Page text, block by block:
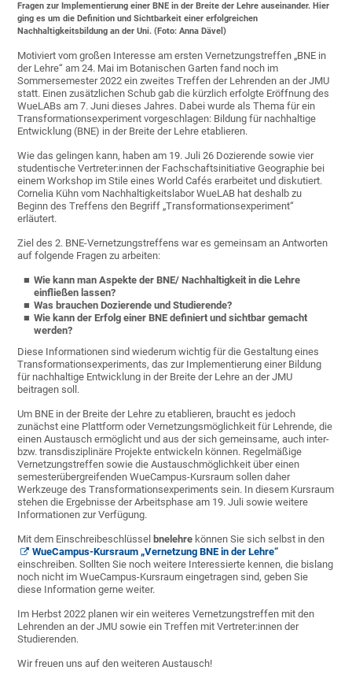
Fragen zur Implementierung einer BNE in der Breite der Lehre auseinander. Hier
ging es um die Definition und Sichtbarkeit einer erfolgreichen
Nachhaltigkeitsbildung an der Uni. (Foto: Anna Dävel)
Motiviert vom großen Interesse am ersten Vernetzungstreffen „BNE in
der Lehre“ am 24. Mai im Botanischen Garten fand noch im
Sommersemester 2022 ein zweites Treffen der Lehrenden an der JMU
statt. Einen zusätzlichen Schub gab die kürzlich erfolgte Eröffnung des
WueLABs am 7. Juni dieses Jahres. Dabei wurde als Thema für ein
Transformationsexperiment vorgeschlagen: Bildung für nachhaltige
Entwicklung (BNE) in der Breite der Lehre etablieren.
Wie das gelingen kann, haben am 19. Juli 26 Dozierende sowie vier
studentische Vertreter:innen der Fachschaftsinitiative Geographie bei
einem Workshop im Stile eines World Cafés erarbeitet und diskutiert.
Cornelia Kühn vom Nachhaltigkeitslabor WueLAB hat deshalb zu
Beginn des Treffens den Begriff „Transformationsexperiment“
erläutert.
Ziel des 2. BNE-Vernetzungstreffens war es gemeinsam an Antworten
auf folgende Fragen zu arbeiten:
Wie kann man Aspekte der BNE/ Nachhaltigkeit in die Lehre
einfließen lassen?
Was brauchen Dozierende und Studierende?
Wie kann der Erfolg einer BNE definiert und sichtbar gemacht
werden?
Diese Informationen sind wiederum wichtig für die Gestaltung eines
Transformationsexperiments, das zur Implementierung einer Bildung
für nachhaltige Entwicklung in der Breite der Lehre an der JMU
beitragen soll.
Um BNE in der Breite der Lehre zu etablieren, braucht es jedoch
zunächst eine Plattform oder Vernetzungsmöglichkeit für Lehrende, die
einen Austausch ermöglicht und aus der sich gemeinsame, auch inter-
bzw. transdisziplinäre Projekte entwickeln können. Regelmäßige
Vernetzungstreffen sowie die Austauschmöglichkeit über einen
semesterübergreifenden WueCampus-Kursraum sollen daher
Werkzeuge des Transformationsexperiments sein. In diesem Kursraum
stehen die Ergebnisse der Arbeitsphase am 19. Juli sowie weitere
Informationen zur Verfügung.
Mit dem Einschreibeschlüssel bnelehre können Sie sich selbst in den
WueCampus-Kursraum „Vernetzung BNE in der Lehre“
einschreiben. Sollten Sie noch weitere Interessierte kennen, die bislang
noch nicht im WueCampus-Kursraum eingetragen sind, geben Sie
diese Information gerne weiter.
Im Herbst 2022 planen wir ein weiteres Vernetzungstreffen mit den
Lehrenden an der JMU sowie ein Treffen mit Vertreter:innen der
Studierenden.
Wir freuen uns auf den weiteren Austausch!